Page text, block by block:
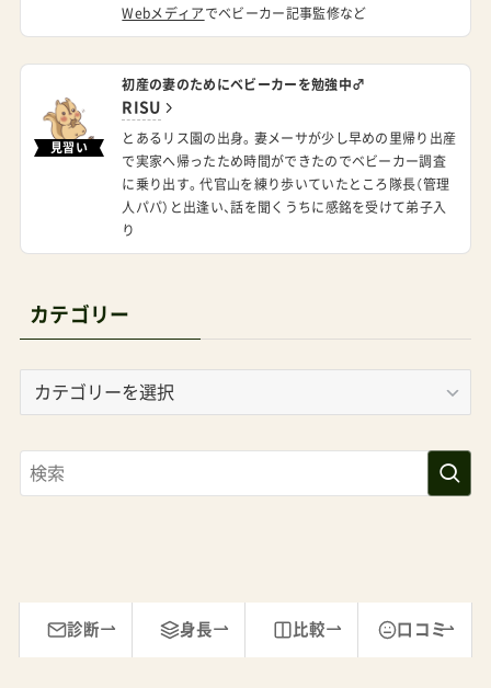
Webメディア でベビーカー記事監修など
見習い
初産の妻のためにベビーカーを勉強中♂
RISU
とあるリス園の出身。妻メーサが少し早めの里帰り出産
で実家へ帰ったため時間ができたのでベビーカー調査
に乗り出す。代官山を練り歩いていたところ隊長（管理
人パパ）と出逢い、話を聞くうちに感銘を受けて弟子入
り
カテゴリー
リ
ー
診断 身長 比較 口コミ